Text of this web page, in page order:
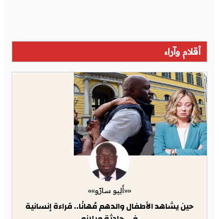
أقلام وآراء
««أَلِيو سارّو»»
حين يشاهد الأطفال والدهم مُهانًا.. قراءة إنسانية